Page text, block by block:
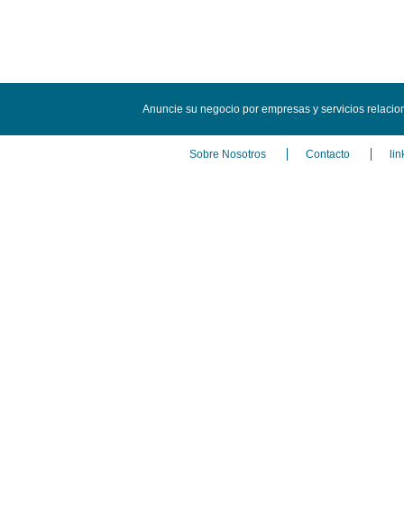
Anuncie su negocio por empresas y servicios
Sobre Nosotros Contacto